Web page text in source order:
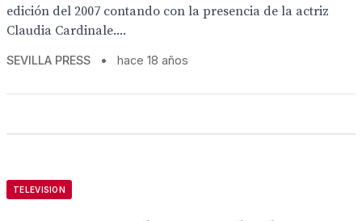
edición del 2007 contando con la presencia de la actriz
Claudia Cardinale....
SEVILLA PRESS • hace 18 años
TELEVISION